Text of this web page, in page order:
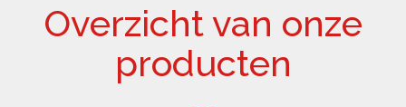
Overzicht van onze
producten